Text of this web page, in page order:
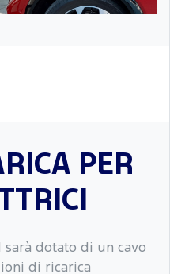
PER
sarà dotato di un cavo
di ricarica